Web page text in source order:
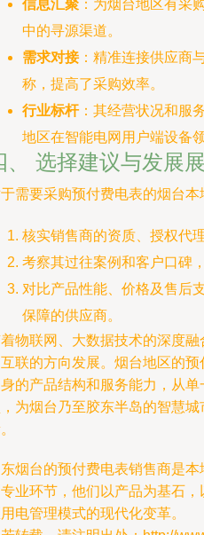
信息汇聚 ：为烟台地区有采
中的寻源渠道。
需求对接：精准连接供应商
称，提高了采购效率。
行业标杆：其经营状况和服
地区在智能电网用户端设备
、 选择建议与发展
需要采购预付费电表的烟台本
核实销售商的资质、授权代理
考察其过往案例和客户口碑
对比产品性能、价格及售后
保障的供应商。
物联网、大数据技术的深度
联的方向发展。烟台地区的
的产品结构和服务能力，从单
为烟台乃至胶东半岛的智慧
烟台的预付费电表销售商是
业环节，他们以产品为基石
电管理模式的现代化变革。